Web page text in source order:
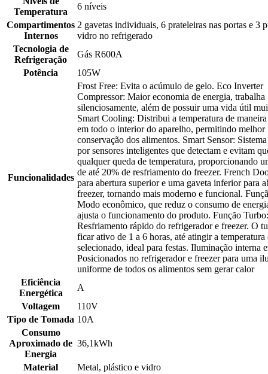
Temperatura
6 níveis
Compartimentos
Internos
2 gavetas individuais, 6 prateleiras nas portas e 3
vidro no refrigerado
Tecnologia de
Refrigeração
Gás R600A
Potência
105W
Funcionalidades
Frost Free: Evita o acúmulo de gelo. Eco Inverter
Compressor: Maior economia de energia, trabalha
silenciosamente, além de possuir uma vida útil
Smart Cooling: Distribui a temperatura de
em todo o interior do aparelho, permitindo melhor
conservação dos alimentos. Smart Sensor:
por sensores inteligentes que detectam e evitam
qualquer queda de temperatura, proporcionando
de até 20% de resfriamento do freezer. French
para abertura superior e uma gaveta inferior para
freezer, tornando mais moderno e funcional.
Modo econômico, que reduz o consumo de
ajusta o funcionamento do produto. Função Turbo:
Resfriamento rápido do refrigerador e freezer. O
ficar ativo de 1 a 6 horas, até atingir a
selecionado, ideal para festas. Iluminação interna
Posicionados no refrigerador e freezer para uma
uniforme de todos os alimentos sem gerar calor
Eficiência
Energética
A
Voltagem
110V
Tipo de Tomada 10A
Consumo
Aproximado de
Energia
36,1kWh
Material
Metal, plástico e vidro